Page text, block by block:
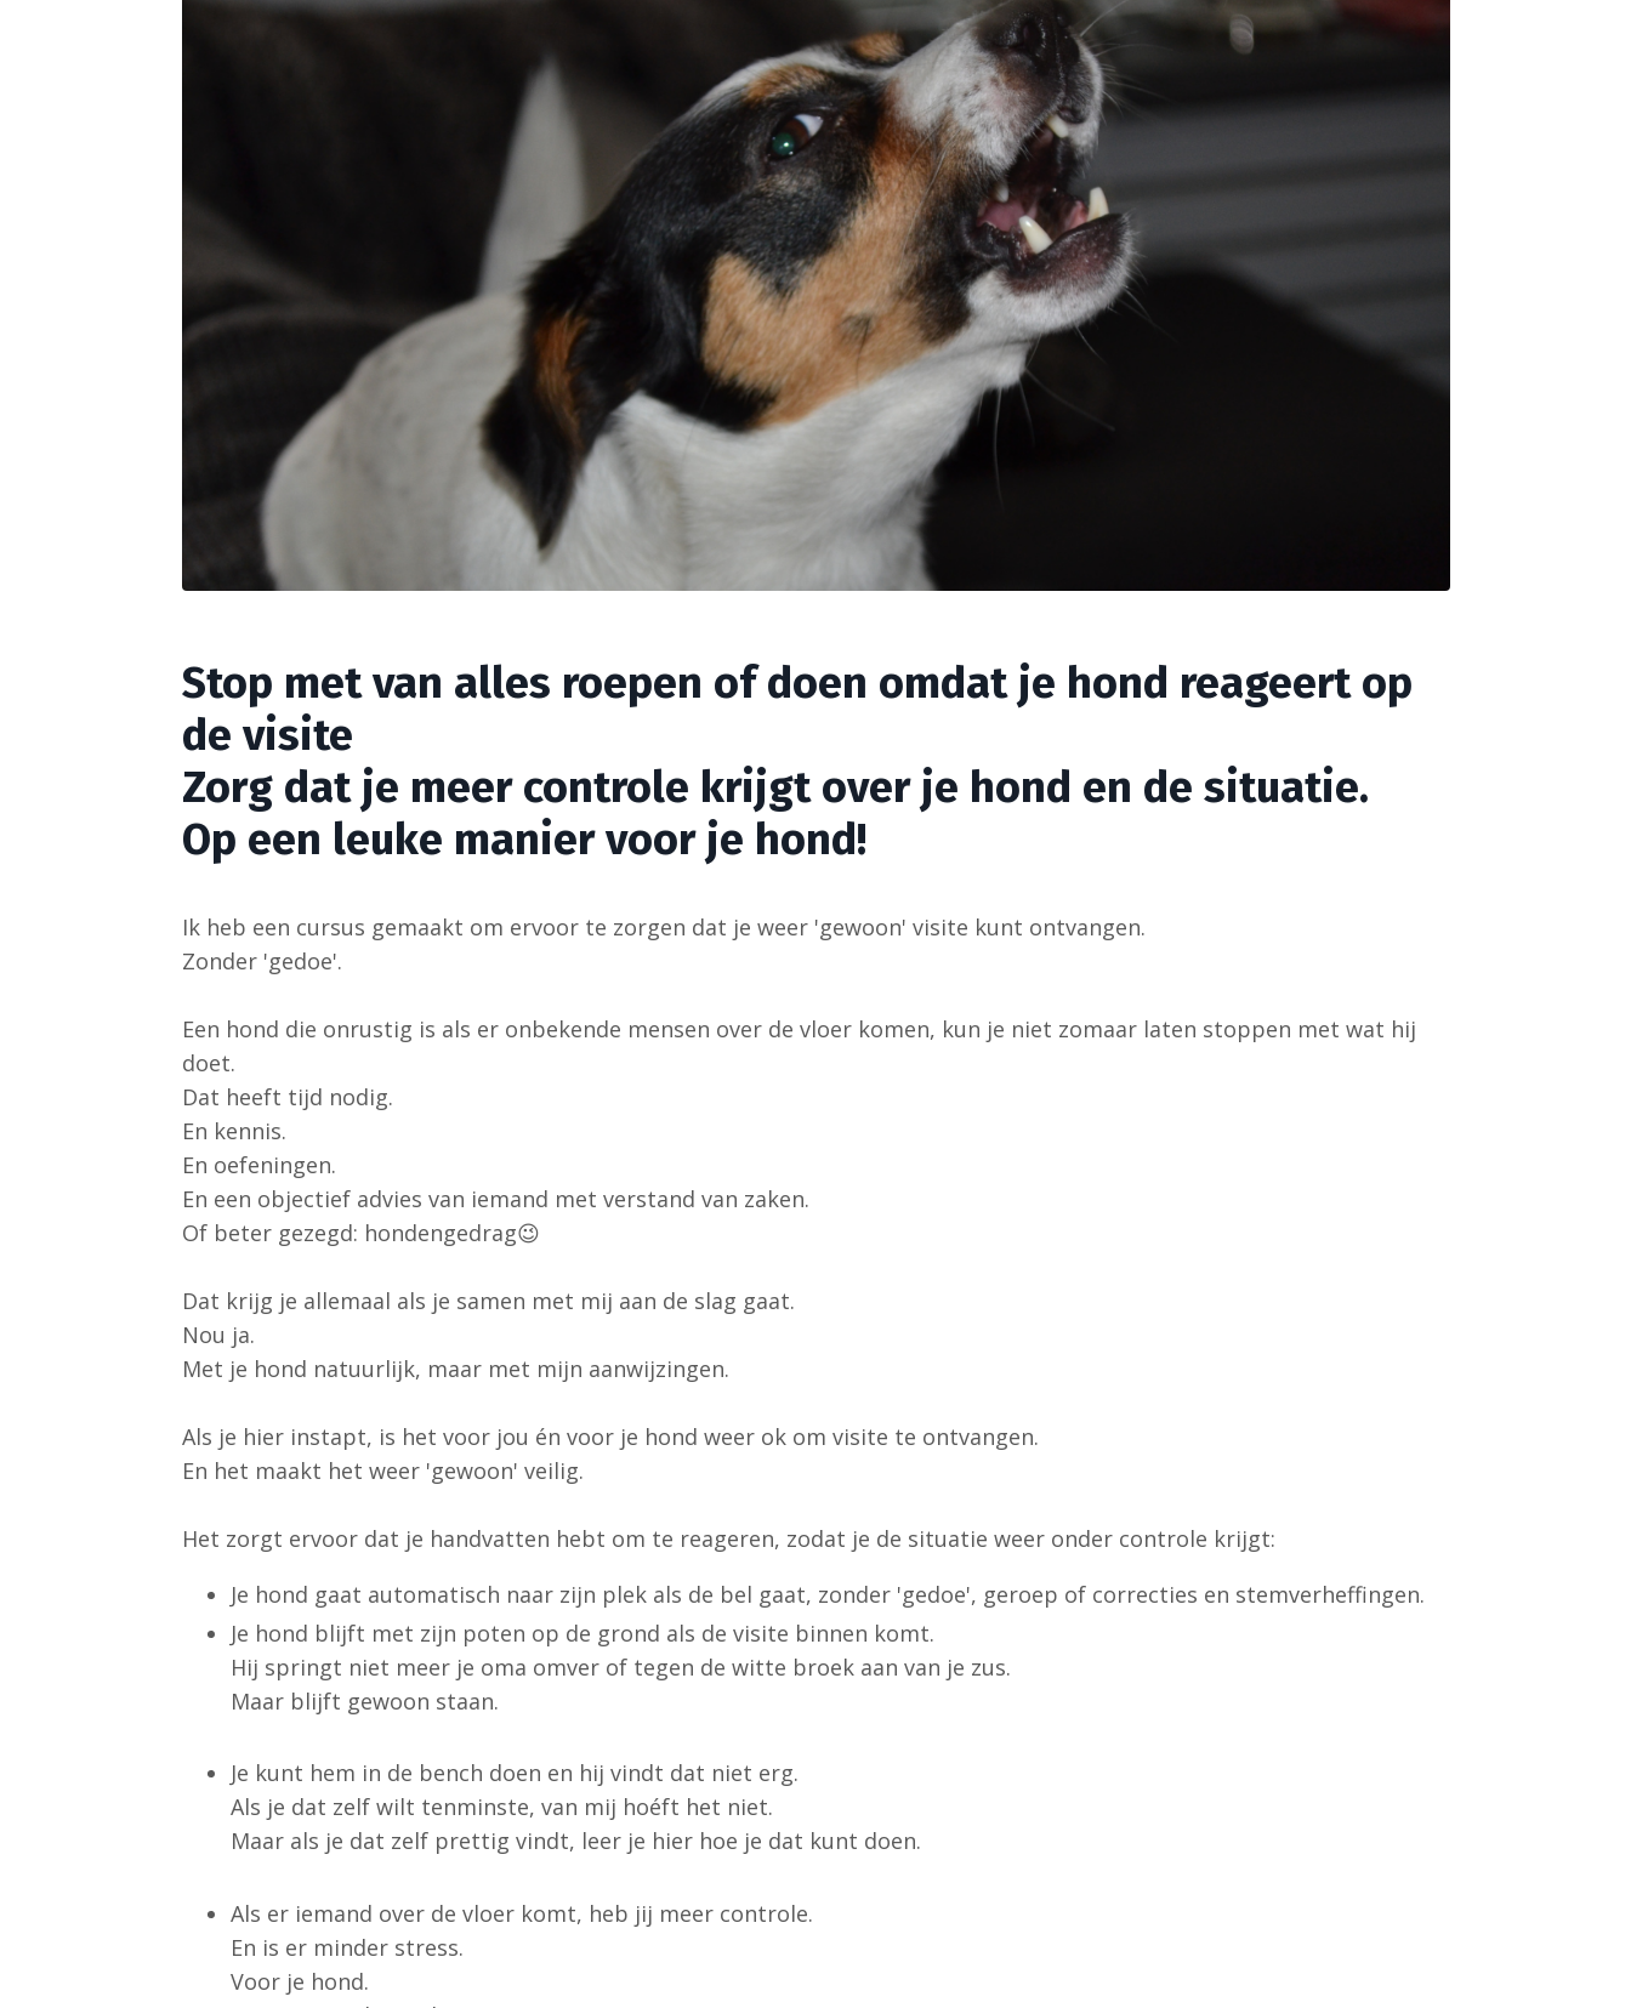
Stop met van alles roepen of doen omdat je hond reageert op
de visite
Zorg dat je meer controle krijgt over je hond en de situatie.
Op een leuke manier voor je hond!
Ik heb een cursus gemaakt om ervoor te zorgen dat je weer 'gewoon' visite kunt ontvangen.
Zonder 'gedoe'.
Een hond die onrustig is als er onbekende mensen over de vloer komen, kun je niet zomaar laten stoppen met wat hij
doet.
Dat heeft tijd nodig.
En kennis.
En oefeningen.
En een objectief advies van iemand met verstand van zaken.
Of beter gezegd: hondengedrag😉
Dat krijg je allemaal als je samen met mij aan de slag gaat.
Nou ja.
Met je hond natuurlijk, maar met mijn aanwijzingen.
Als je hier instapt, is het voor jou én voor je hond weer ok om visite te ontvangen.
En het maakt het weer 'gewoon' veilig.
Het zorgt ervoor dat je handvatten hebt om te reageren, zodat je de situatie weer onder controle krijgt:
Je hond gaat automatisch naar zijn plek als de bel gaat, zonder 'gedoe', geroep of correcties en stemverheffingen.
Je hond blijft met zijn poten op de grond als de visite binnen komt.
Hij springt niet meer je oma omver of tegen de witte broek aan van je zus.
Maar blijft gewoon staan.
Je kunt hem in de bench doen en hij vindt dat niet erg.
Als je dat zelf wilt tenminste, van mij hoéft het niet.
Maar als je dat zelf prettig vindt, leer je hier hoe je dat kunt doen.
Als er iemand over de vloer komt, heb jij meer controle.
En is er minder stress.
Voor je hond.